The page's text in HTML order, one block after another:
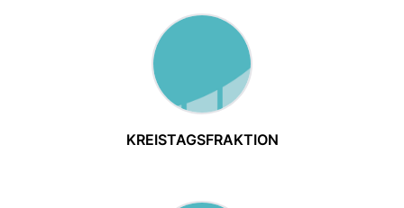
KREISTAGSFRAKTION